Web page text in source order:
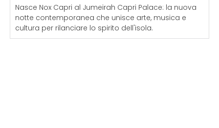
Nasce Nox Capri al Jumeirah Capri Palace: la nuova
notte contemporanea che unisce arte, musica e
cultura per rilanciare lo spirito dell'isola.